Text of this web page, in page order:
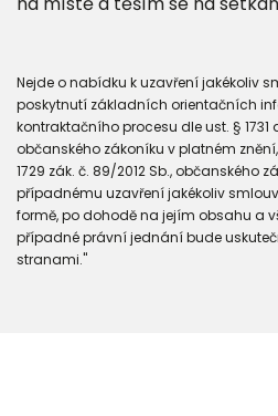
Nejde o nabídku k uzavření jakékoliv
poskytnutí základních orientačních
kontraktačního procesu dle ust. § 1731
občanského zákoníku v platném
1729 zák. č. 89/2012 Sb., občanského
případnému uzavření jakékoliv
formě, po dohodě na jejím obsahu a
případné právní jednání bude
stranami."